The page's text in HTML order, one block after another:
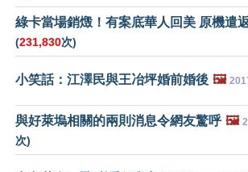
綠卡當場銷燬！有案底華人回美 原機遣
(231,830次)
小笑話：江澤民與王冶坪婚前婚後 🖼️
與好萊塢相關的兩則消息令網友驚呼 🖼️
次)